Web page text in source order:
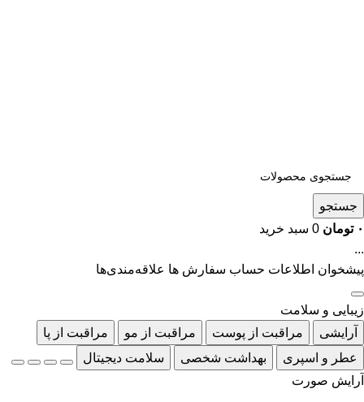
جستجو
۰ تومان 0 سبد خرید
...
پیشخوان اطلاعات حساب سفارش ها علاقه‌مندی‌ها
زیبایی و سلامت
آرایشی
مراقبت از پوست مراقبت از مو
مراقبت از پا
عطر و اسپری
بهداشت شخصی
سلامت دیجیتال
آرایش صورت